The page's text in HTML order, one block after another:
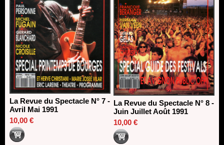
La Revue du Spectacle N° 7 -
Avril Mai 1991
10,00 €
La Revue du Spectacle N° 8 -
Juin Juillet Août 1991
10,00 €